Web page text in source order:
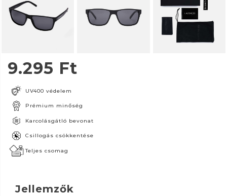
9.295 Ft
UV400 védelem
Prémium minőség
Karcolásgátló bevonat
Csillogás csökkentése
Teljes csomag
Jellemzők